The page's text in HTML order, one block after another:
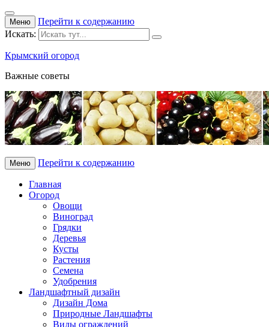
Меню
Перейти к содержанию
Искать:
Крымский огород
Важные советы
Меню Перейти к содержанию
Главная
Огород
Овощи
Виноград
Грядки
Деревья
Кусты
Растения
Семена
Удобрения
Ландшафтный дизайн
Дизайн Дома
Природные Ландшафты
Виды ограждений